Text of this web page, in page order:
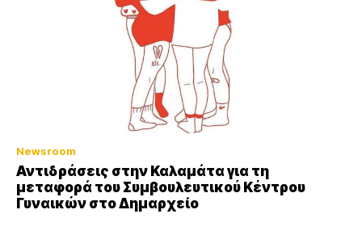
Newsroom
Αντιδράσεις στην Καλαμάτα για τη
μεταφορά του Συμβουλευτικού Κέντρου
Γυναικών στο Δημαρχείο